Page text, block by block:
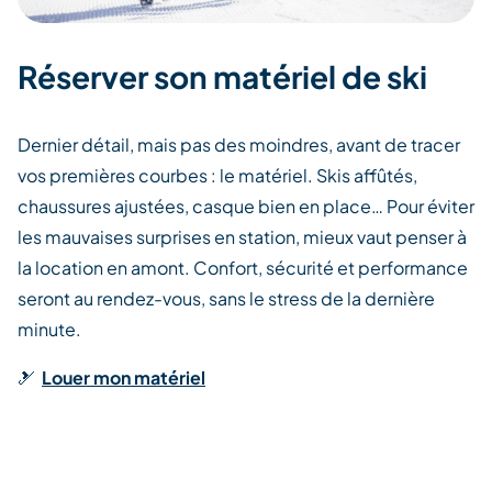
Réserver son matériel de ski
Dernier détail, mais pas des moindres, avant de tracer
vos premières courbes : le matériel. Skis affûtés,
chaussures ajustées, casque bien en place… Pour éviter
les mauvaises surprises en station, mieux vaut penser à
la location en amont. Confort, sécurité et performance
seront au rendez-vous, sans le stress de la dernière
minute.
🎿 Louer mon matériel